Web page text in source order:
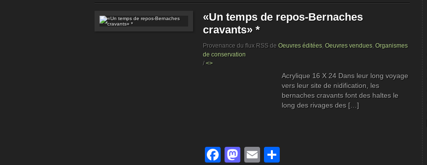
«Un temps de repos-Bernaches
cravants» *
Provenance du flux RSS de Oeuvres éditées, Oeuvres vendues, Organismes
de conservation
/<>
Acrylique 16 X 24 Dans leur long voyage
vers leur site de nidification, les
bernaches cravants font des haltes le
long des rivages des […]
Facebook
Mastodon
Email